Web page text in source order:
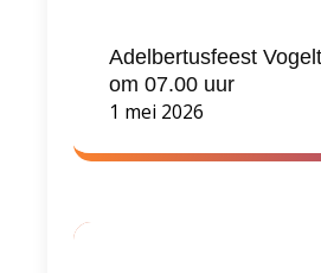
Adelbertusfeest
om 07.00 uur
1 mei 2026